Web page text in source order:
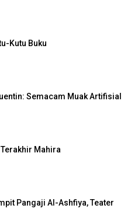
Kutu Buku
Semacam Muak Artifisial
Mahira
Pangaji Al-Ashfiya, Teater